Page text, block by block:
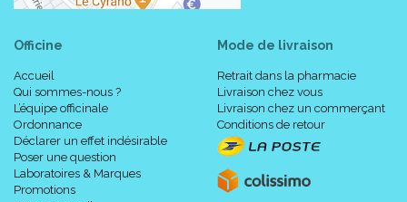
Officine
Accueil
Qui sommes-nous ?
L’équipe officinale
Ordonnance
Déclarer un effet indésirable
Poser une question
Laboratoires & Marques
Promotions
Mode de livraison
Retrait dans la pharmacie
Livraison chez vous
Livraison chez un commerçant
Conditions de retour